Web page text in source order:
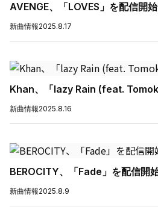
AVENGE、「LOVES」を配信開始
新曲情報2025.8.17
Khan、「lazy Rain (feat.
新曲情報2025.8.16
BEROCITY、「Fade」を配信開
新曲情報2025.8.9